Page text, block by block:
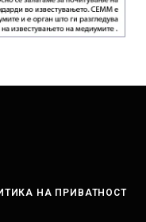
НА ПРИВАТНОСТ